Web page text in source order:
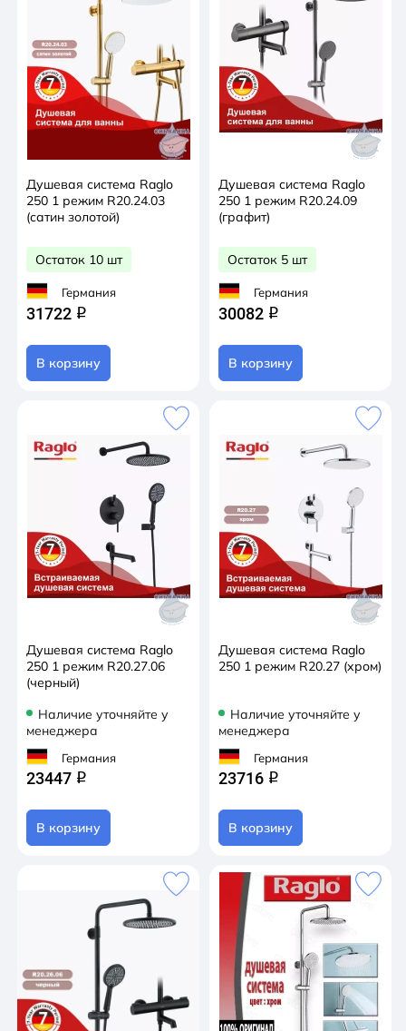
Душевая система Raglo
250 1 режим R20.24.03
(сатин золотой)
Остаток 10 шт
Германия
31722 q
В корзину
Душевая система Raglo
250 1 режим R20.24.09
(графит)
Остаток 5 шт
Германия
30082 q
В корзину
Душевая система Raglo
250 1 режим R20.27.06
(черный)
Наличие уточняйте у
менеджера
Германия
23447 q
В корзину
Душевая система Raglo
250 1 режим R20.27 (хром)
Наличие уточняйте у
менеджера
Германия
23716 q
В корзину